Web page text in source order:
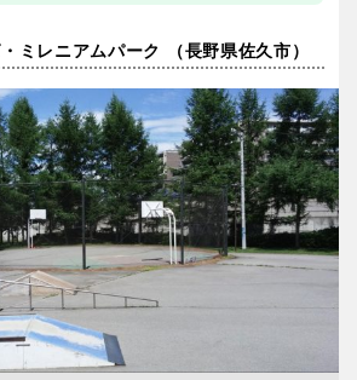
滋賀
ミレニアムパーク （長野県佐久市）